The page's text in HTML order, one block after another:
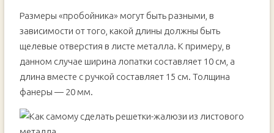
Размеры «пробойника» могут быть разными, в
зависимости от того, какой длины должны быть
щелевые отверстия в листе металла. К примеру, в
данном случае ширина лопатки составляет 10 см, а
длина вместе с ручкой составляет 15 см. Толщина
фанеры — 20 мм.